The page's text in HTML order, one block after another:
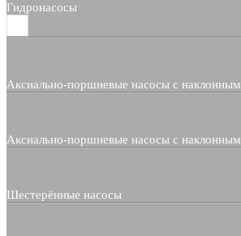
Гидронасосы
Аксиально-поршневые насосы с
Аксиально-поршневые насосы с
Шестерённые насосы